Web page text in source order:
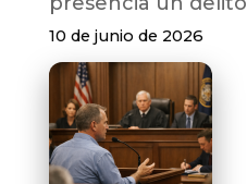
10 de junio de 2026